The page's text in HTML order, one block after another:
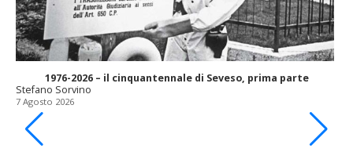
1976-2026 – il cinquantennale di Seveso, prima parte
Stefano Sorvino
7 Agosto 2026